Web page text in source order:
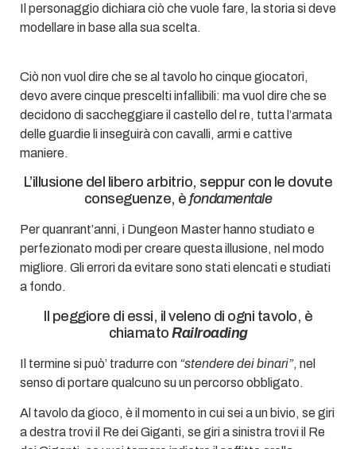
Il personaggio dichiara ciò che vuole fare, la storia si deve
modellare in base alla sua scelta.
Ciò non vuol dire che se al tavolo ho cinque giocatori,
devo avere cinque prescelti infallibili: ma vuol dire che se
decidono di saccheggiare il castello del re, tutta l’armata
delle guardie li inseguirà con cavalli, armi e cattive
maniere.
L’illusione del libero arbitrio, seppur con le dovute
conseguenze, è fondamentale
Per quanrant’anni, i Dungeon Master hanno studiato e
perfezionato modi per creare questa illusione, nel modo
migliore. Gli errori da evitare sono stati elencati e studiati
a fondo.
Il peggiore di essi, il veleno di ogni tavolo, è
chiamato Railroading
Il termine si può’ tradurre con “stendere dei binari”, nel
senso di portare qualcuno su un percorso obbligato.
Al tavolo da gioco, è il momento in cui sei a un bivio, se giri
a destra trovi il Re dei Giganti, se giri a sinistra trovi il Re